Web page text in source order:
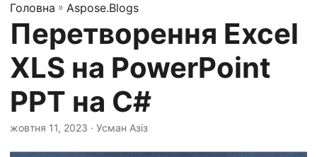
к
н
т
и
н
а
в
Головна » Aspose.Blogs
Перетворення Excel
XLS на PowerPoint
PPT на C#
жовтня 11, 2023 · Усман Азіз